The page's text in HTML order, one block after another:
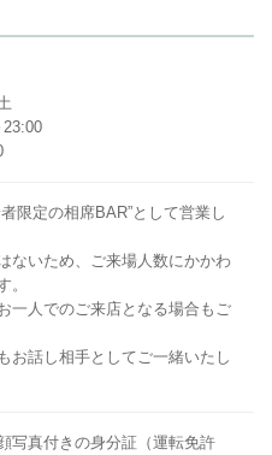
限定の相席BAR”として営業し
ないため、ご来場人数にかかわ
。
一人でのご来店となる場合もご
お話し相手としてご一緒いたし
写真付きの身分証（運転免許